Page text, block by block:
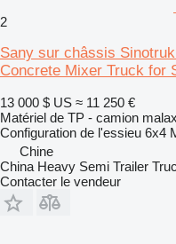
2
Sany sur châssis
Concrete Mixer Truck for
13 000 $ US ≈ 11 250 €
Matériel de TP - camion
Configuration de l'essieu 6x4
Chine
China Heavy Semi Trailer
Contacter le vendeur